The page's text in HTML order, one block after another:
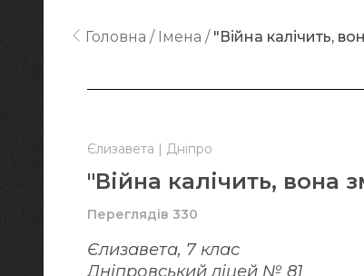
Єлизавета | Дніпро
"Війна калічить, вона
Переглядів 330
Єлизавета, 7 клас
Дніпровський ліцей № 81
Головна Імена "Війна калічить,